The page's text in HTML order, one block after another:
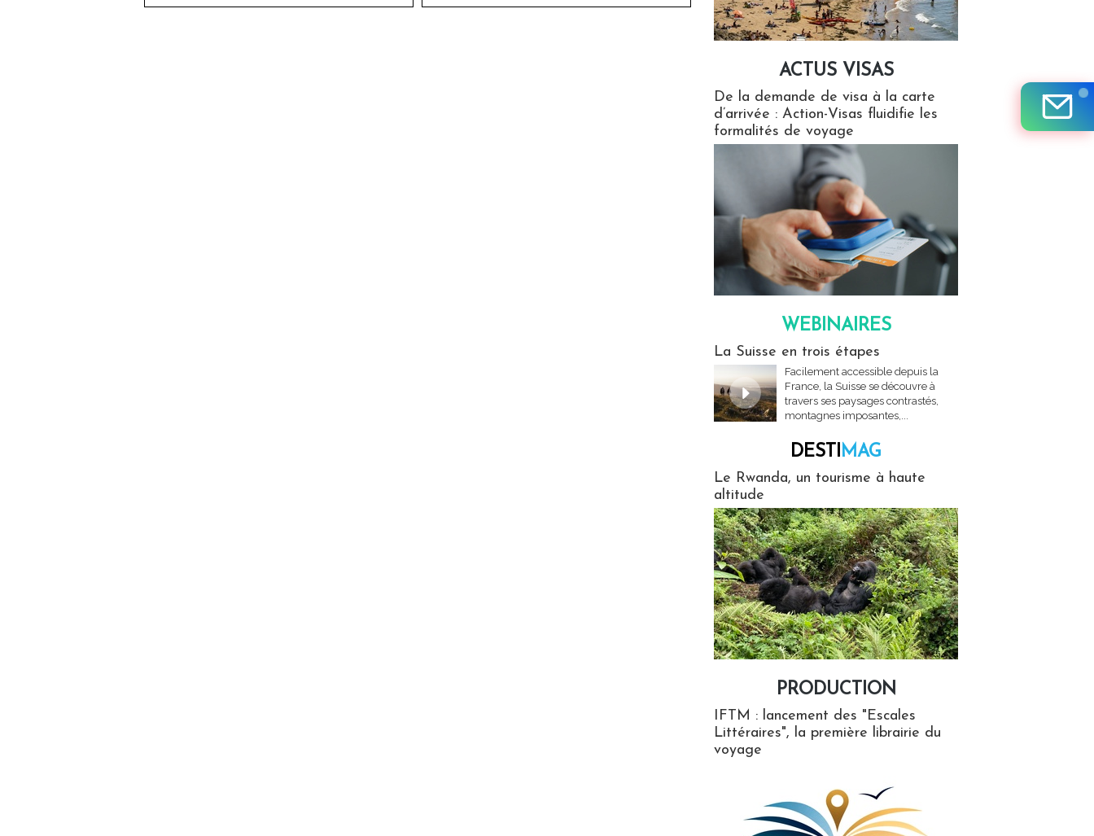
ACTUS VISAS
De la demande de visa à la carte
d’arrivée : Action-Visas fluidifie les
formalités de voyage
WEBINAIRES
La Suisse en trois étapes
Facilement accessible depuis la
France, la Suisse se découvre à
travers ses paysages contrastés,
montagnes imposantes,...
DESTIMAG
Le Rwanda, un tourisme à haute
altitude
PRODUCTION
IFTM : lancement des "Escales
Littéraires", la première librairie du
voyage